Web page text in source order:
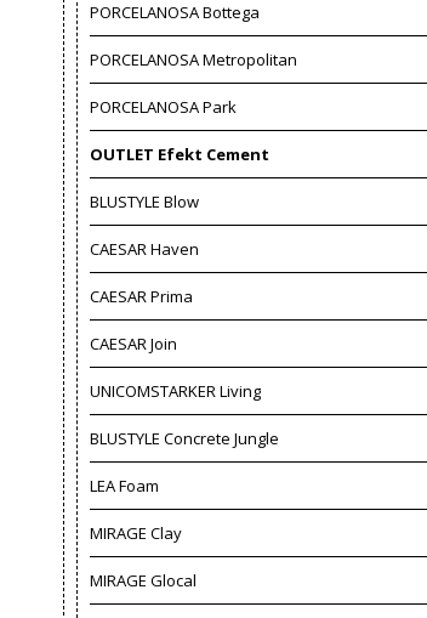
PORCELANOSA Bottega
PORCELANOSA Metropolitan
PORCELANOSA Park
OUTLET Efekt Cement
BLUSTYLE Blow
CAESAR Haven
CAESAR Prima
CAESAR Join
UNICOMSTARKER Living
BLUSTYLE Concrete Jungle
LEA Foam
MIRAGE Clay
MIRAGE Glocal